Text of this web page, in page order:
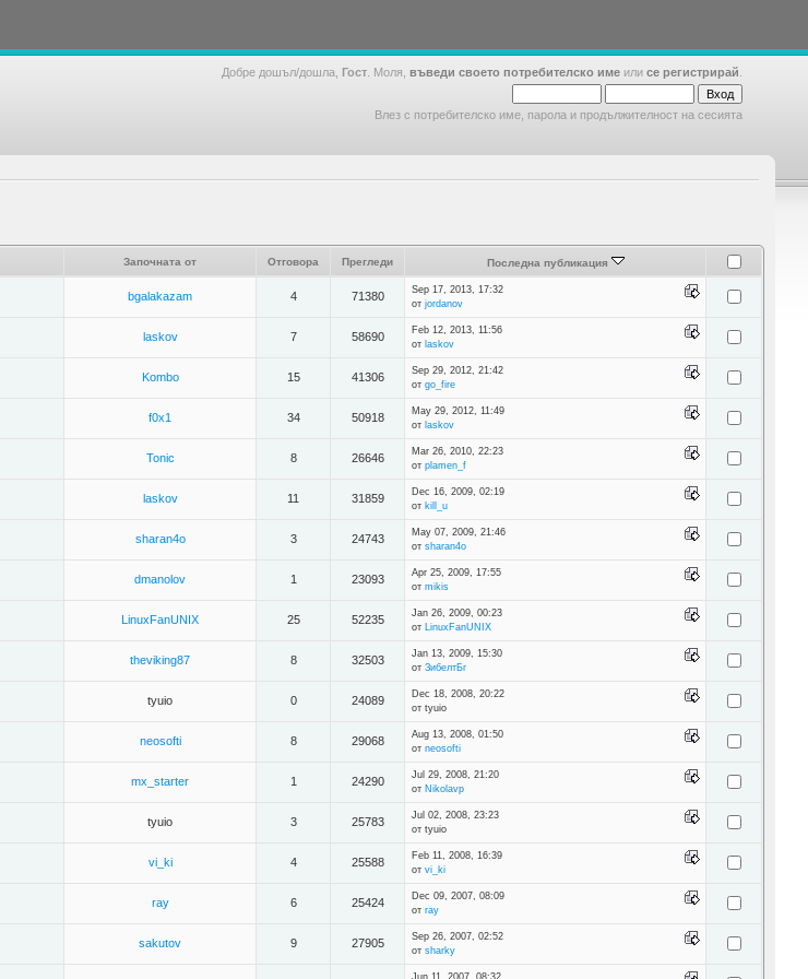
Добре дошъл/дошла, Гост . Моля, въведи своето потребителско име или се регистрирай
Влез с потребителско име, парола и продължителност на сесията
Започната от Отговора Прегледи Последна публикация
bgalakazam 4 71380
Sep 17, 2013, 17:32
от jordanov
laskov 7 58690
Feb 12, 2013, 11:56
от laskov
Kombo 15 41306
Sep 29, 2012, 21:42
от go_fire
f0x1 34 50918
May 29, 2012, 11:49
от laskov
Tonic 8 26646
Mar 26, 2010, 22:23
от plamen_f
laskov 11 31859
Dec 16, 2009, 02:19
от kill_u
sharan4o 3 24743
May 07, 2009, 21:46
от sharan4o
dmanolov 1 23093
Apr 25, 2009, 17:55
от mikis
LinuxFanUNIX 25 52235
Jan 26, 2009, 00:23
от
LinuxFanUNIX
theviking87 8 32503
Jan 13, 2009, 15:30
от ЗибелтБг
tyuio 0 24089
Dec 18, 2008, 20:22
от tyuio
neosofti 8 29068
Aug 13, 2008, 01:50
от neosofti
mx_starter 1 24290
Jul 29, 2008, 21:20
от Nikolavp
tyuio 3 25783
Jul 02, 2008, 23:23
от tyuio
vi_ki 4 25588
Feb 11, 2008, 16:39
от vi_ki
ray 6 25424
Dec 09, 2007, 08:09
от ray
sakutov 9 27905
Sep 26, 2007, 02:52
от sharky
Jun 11, 2007, 08:32